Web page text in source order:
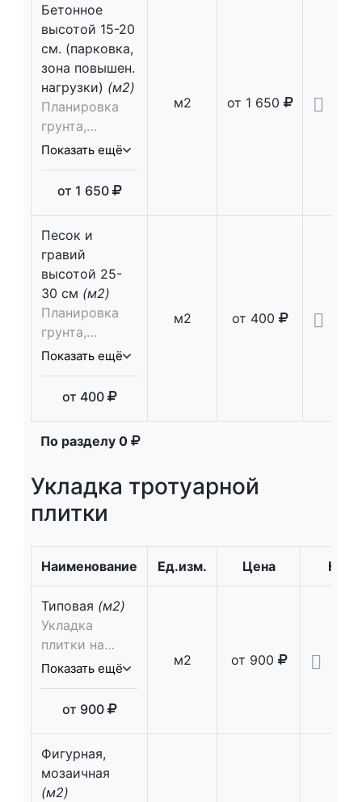
трамбовка,
устройство
щебневого
основания 10
см,
трамбовка,
установка
опалубки,
установка
дорожной
бетонной
смеси
Бетонное
высотой 15-20
см. (парковка,
зона повышен.
нагрузки) (м2)
Планировка
грунта,
устройство
основания
трамбовка,
устройство
щебневого
основания 10
см,
трамбовка,
установка
опалубки,
армирование,
бетонной
Показать ещё
от 1 650
м2 от 1 650
Песок и
гравий
высотой 25-
30 см (м2)
Планировка
грунта,
устройство
основания 15-
трамбовка,
геотекстиля,
устройство
гравийного
основания 10
см. фракции
5-20,
трамбовка
Показать ещё
от 400
м2 от 400
По разделу 0
Укладка тротуарной
плитки
Наименование Ед.изм. Цена Кол-
Типовая (м2)
Укладка
плитки на
сухую смесь 5
Показать ещё
от 900
м2 от 900
Фигурная,
мозаичная
(м2)